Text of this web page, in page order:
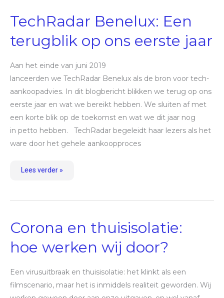
TechRadar Benelux: Een
terugblik op ons eerste jaar
Aan het einde van juni 2019
lanceerden we TechRadar Benelux als de bron voor tech-
aankoopadvies. In dit blogbericht blikken we terug op ons
eerste jaar en wat we bereikt hebben. We sluiten af met
een korte blik op de toekomst en wat we dit jaar nog
in petto hebben. TechRadar begeleidt haar lezers als het
ware door het gehele aankoopproces
TechRadar
Benelux:
Een
terugblik
op
ons
jaar
Lees verder »
Corona en thuisisolatie:
hoe werken wij door?
Een virusuitbraak en thuisisolatie: het klinkt als een
filmscenario, maar het is inmiddels realiteit geworden. Wij
en
thuisisolatie:
hoe
werken
wij